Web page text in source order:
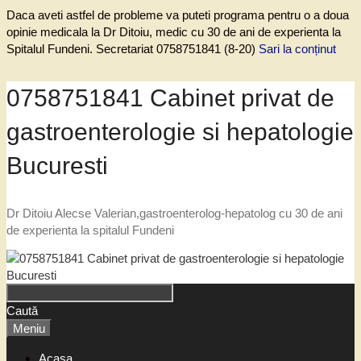
Daca aveti astfel de probleme va puteti programa pentru o a doua
opinie medicala la Dr Ditoiu, medic cu 30 de ani de experienta la
Spitalul Fundeni. Secretariat 0758751841 (8-20) Sari la conținut
0758751841 Cabinet privat de
gastroenterologie si hepatologie
Bucuresti
Dr Ditoiu Alecse Valerian,gastroenterolog-hepatolog cu 30 de ani
de experienta la spitalul Fundeni
Caută
Meniu
Acasa